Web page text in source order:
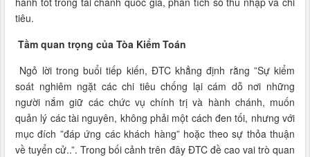
tiêu.
Tầm quan trọng của Tòa Kiểm Toán
Ngỏ lời trong buổi tiếp kiến, ĐTC khẳng định rằng ”Sự kiểm
soát nghiêm ngặt các chi tiêu chống lại cám dỗ nơi những
người nắm giữ các chức vụ chính trị và hành chánh, muốn
quản lý các tài nguyên, không phải một cách đen tối, nhưng với
mục đích ”đáp ứng các khách hàng” hoặc theo sự thỏa thuận
về tuyển cử..”. Trong bối cảnh trên đây ĐTC đề cao vai trò quan